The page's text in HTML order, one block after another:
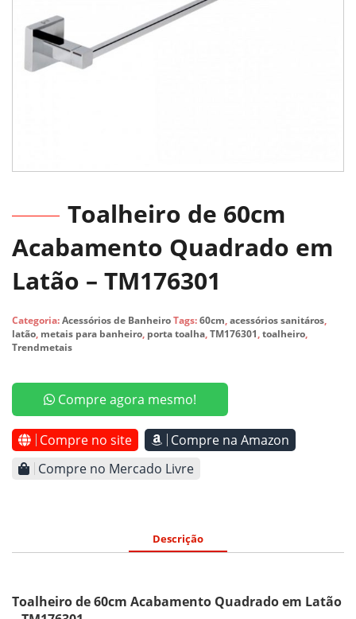
Toalheiro de 60cm
Acabamento Quadrado em
Latão – TM176301
Categoria:Acessórios de BanheiroTags:60cm,acessórios sanitáros,
latão, metais para banheiro, porta toalha,TM176301,toalheiro,
Trendmetais
Compre agora mesmo!
Compre no site
Compre na Amazon
Compre no Mercado Livre
Descrição
Toalheiro de 60cm Acabamento Quadrado em Latão